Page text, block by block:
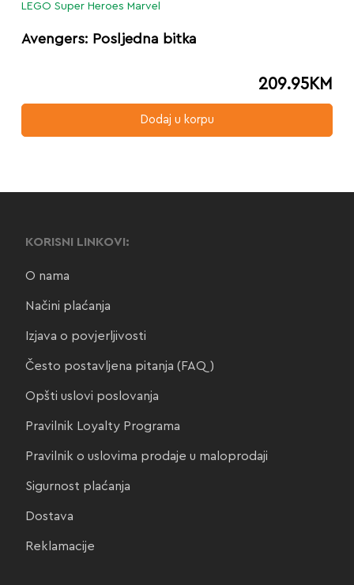
LEGO Super Heroes Marvel
Avengers: Posljedna bitka
209.95KM
Dodaj u korpu
KORISNI LINKOVI:
O nama
Načini plaćanja
Izjava o povjerljivosti
Često postavljena pitanja (FAQ)
Opšti uslovi poslovanja
Pravilnik Loyalty Programa
Pravilnik o uslovima prodaje u maloprodaji
Sigurnost plaćanja
Dostava
Reklamacije